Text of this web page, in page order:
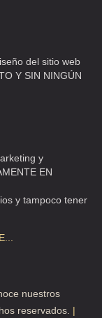
del sitio web
Y SIN NINGÚN
y
EN
y tampoco tener
nuestros
reservados. |